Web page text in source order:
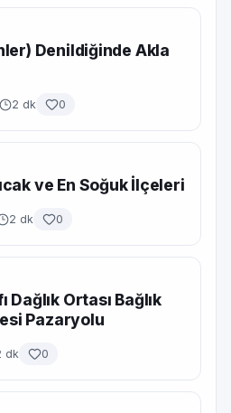
Denildiğinde Akla
2 dk 0
ve En Soğuk İlçeleri
2 dk 0
Ortası Bağlık
Pazaryolu
dk 0